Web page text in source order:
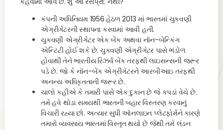
કંપની અધિનિયમ 1956 હેઠળ 2013 માં ભારતમાં ચુકવણી
એગ્રીગેટરની સ્થાપના કરવામાં આવી હતી.
ચુકવણી એગ્રીગેટર એક બેંક અથવા નૉન-બેન્કિંગ
એન્ટિટી હોઈ શકે છે. ચુકવણી એગ્રીગેટર પાસે ભંડોળ
હોવાથી તેને ભારતીય રિઝર્વ બેંક તરફથી લાઇસન્સની જરૂર
પડે છે. જો કે નૉન-બેંક એગ્રીગેટરને આરબીઆઇ તરફથી
અનન્ય અધિકૃતતાની જરૂર છે.
ચાલો કહીએ કે તમારી પાસે એક દુકાન છે જે કપડાં વેચે છે.
તમે હવે થોડા સમયથી ભારતની બહાર વિસ્તરણ કરવાનું
વિચારી રહ્યા છો. અત્યાર સુધી ઑનલાઇન પ્લેટફોર્મને કારણે
તમારો વ્યવસાય ભારતમાં વિસ્તૃત થયો છે જેથી તમે લંડન